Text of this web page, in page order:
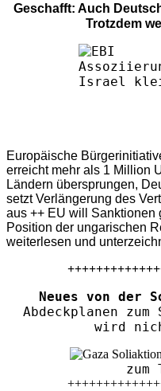
Geschafft: Auch
Trotzdem
Europäische
erreicht mehr als 1 Million
Ländern übersprungen,
setzt Verlängerung des
aus ++ EU will Sanktionen
Position der ungarischen
weiterlesen und
Neues von der
Abdeckplanen
wird
zum